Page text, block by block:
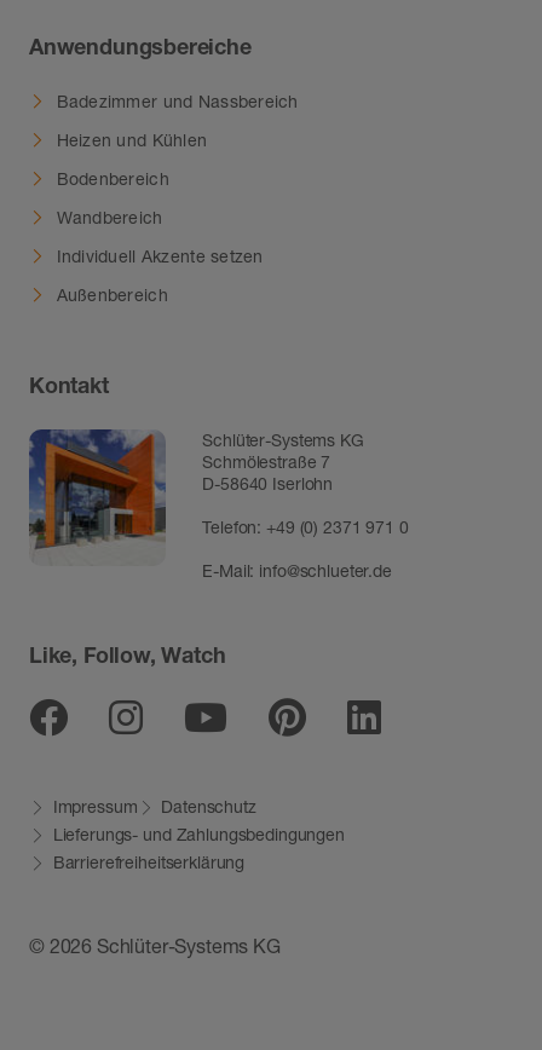
Anwendungsbereiche
Badezimmer und Nassbereich
Heizen und Kühlen
Bodenbereich
Wandbereich
Individuell Akzente setzen
Außenbereich
Kontakt
Schlüter-Systems KG
Schmölestraße 7
D-58640 Iserlohn
Telefon:+49 (0) 2371 971 0
E-Mail: info@schlueter.de
Like, Follow, Watch
Facebook
InstagramYoutube
PinterestLinkedin
© 2026 Schlüter-Systems KG
Impressum
Datenschutz
Lieferungs- und Zahlungsbedingungen
Barrierefreiheitserklärung